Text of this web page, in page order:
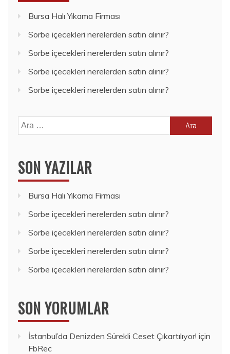
Bursa Halı Yıkama Firması
Sorbe içecekleri nerelerden satın alınır?
Sorbe içecekleri nerelerden satın alınır?
Sorbe içecekleri nerelerden satın alınır?
Sorbe içecekleri nerelerden satın alınır?
Arama:
SON YAZILAR
Bursa Halı Yıkama Firması
Sorbe içecekleri nerelerden satın alınır?
Sorbe içecekleri nerelerden satın alınır?
Sorbe içecekleri nerelerden satın alınır?
Sorbe içecekleri nerelerden satın alınır?
SON YORUMLAR
İstanbul’da Denizden Sürekli Ceset Çıkartılıyor! için
FbRec